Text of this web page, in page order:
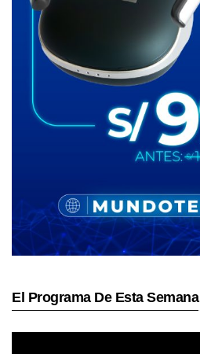
El Programa De Esta Semana